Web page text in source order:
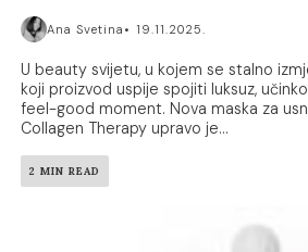
Ana Svetina 19.11.2025.
U beauty svijetu, u kojem se stalno
koji proizvod uspije spojiti luksuz,
feel-good moment. Nova maska za
Collagen Therapy upravo je...
2 MIN READ